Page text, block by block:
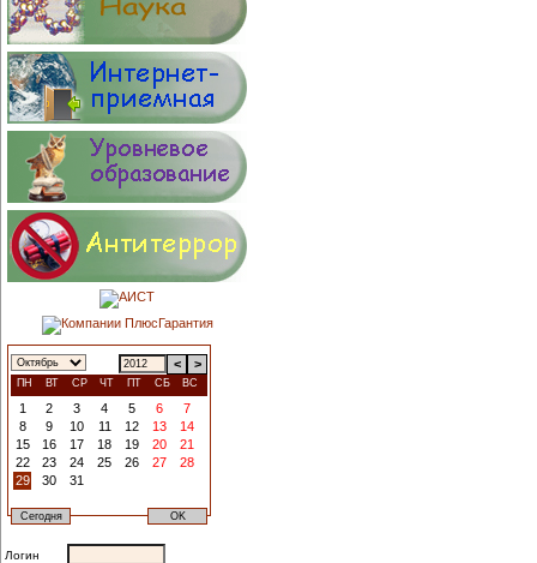
< >
ПН ВТ СР ЧТ ПТ СБ ВС
1 2 3 4 5 6
7
8
9 10 11 12 13
14
15
16 17 18 19 20
21
22
23 24 25 26 27
28
29
30 31
Логин